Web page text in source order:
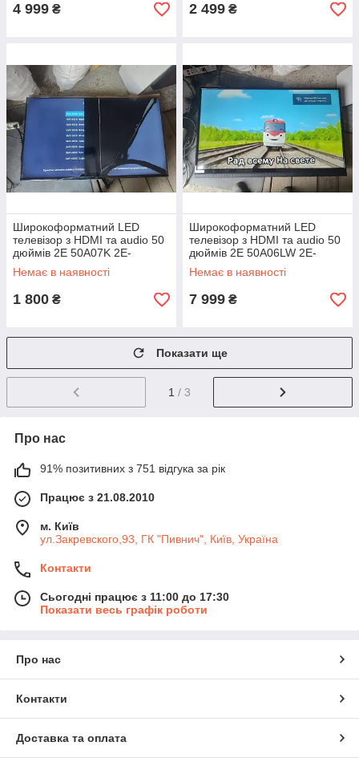
4 999 ₴ 2 499 ₴
Широкоформатний LED
телевізор з HDMI та audio 50
дюймів 2E 50A07K 2E-
50A07K No 24040909
Немає в наявності
1 800 ₴
Широкоформатний LED
телевізор з HDMI та audio 50
дюймів 2E 50A06LW 2E-
50A06LW No 24050910
Немає в наявності
7 999 ₴
Показати ще
1 / 3
Про нас
91% позитивних з 751 відгука за рік
Працює з 21.08.2010
м. Київ
ул.Закревского,93, ГК "Пивнич", Київ, Україна
Контакти
Сьогодні працює з 11:00 до 17:30
Показати весь графік роботи
Про нас
Контакти
Доставка та оплата